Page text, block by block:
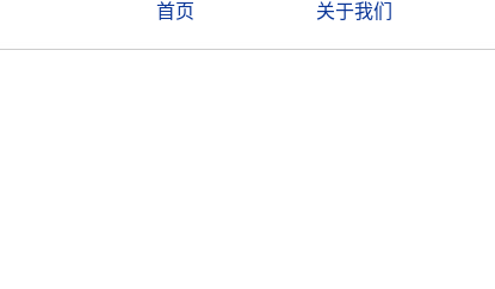
首页 关于我们